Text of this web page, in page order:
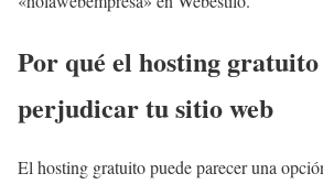
Por qué el hosting gratuito
perjudicar tu sitio web
El hosting gratuito puede parecer una